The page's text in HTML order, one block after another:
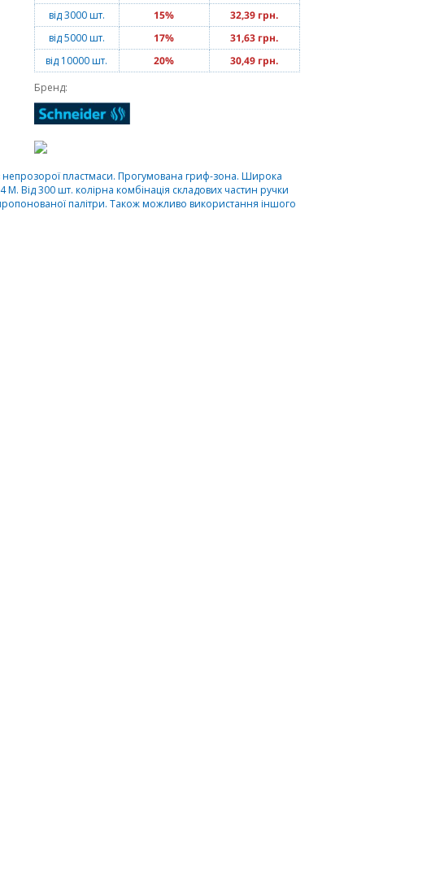
від 3000 шт.
15%
32,39 грн.
від 5000 шт.
17%
31,63 грн.
від 10000 шт.
20%
30,49 грн.
Бренд:
пластмаси. Прогумована гриф-зона. Широка
Від 300 шт. колірна комбінація складових частин ручки
палітри. Також можливо використання іншого